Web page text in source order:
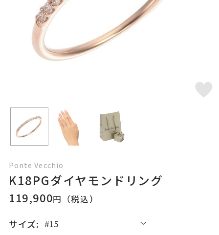
Ponte Vecchio
K18PGダイヤモンドリング
119,900円（税込）
サイズ: